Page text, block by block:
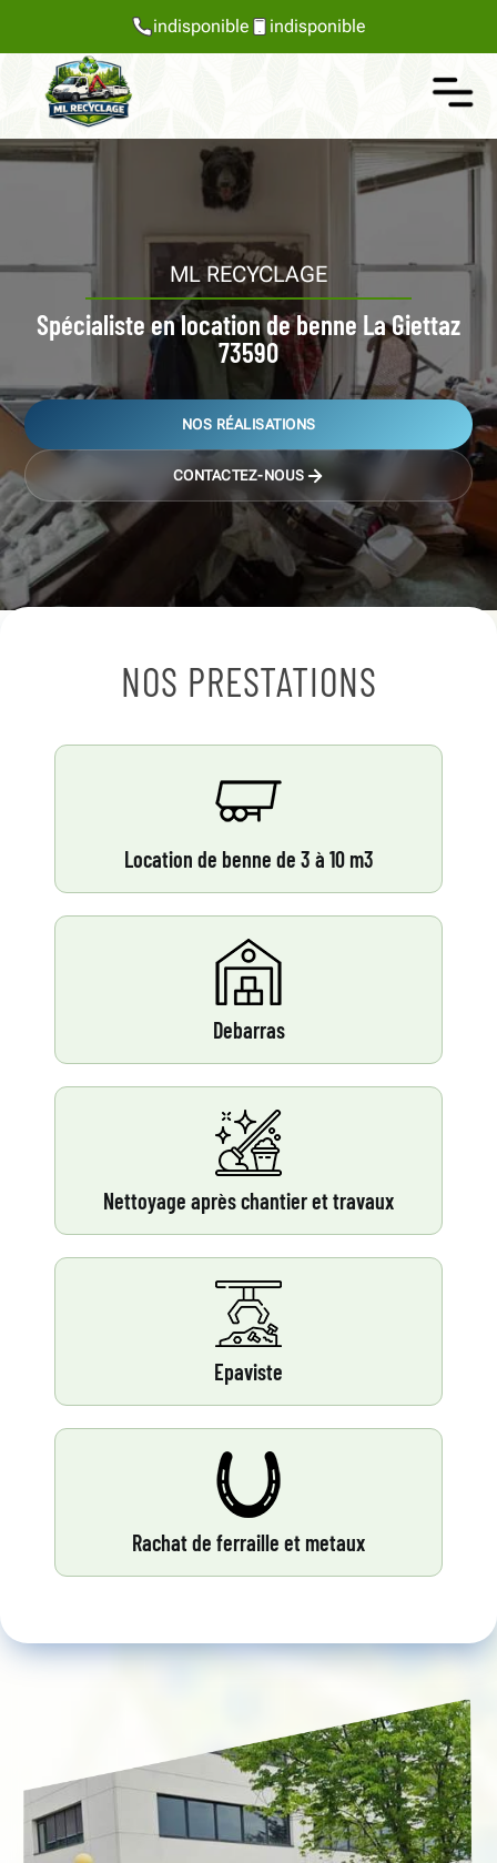
indisponible indisponible
ML RECYCLAGE
Spécialiste en location de benne La Giettaz
73590
NOS RÉALISATIONS
CONTACTEZ-NOUS
NOS PRESTATIONS
Location de benne de 3 à 10 m3
Debarras
Nettoyage après chantier et travaux
Epaviste
Rachat de ferraille et metaux